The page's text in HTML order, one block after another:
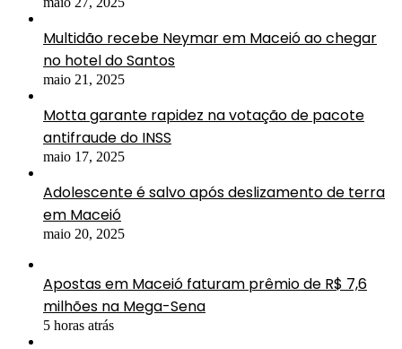
Multidão recebe Neymar em Maceió ao chegar
no hotel do Santos
maio 21, 2025
Motta garante rapidez na votação de pacote
antifraude do INSS
maio 17, 2025
Adolescente é salvo após deslizamento de terra
em Maceió
maio 20, 2025
Apostas em Maceió faturam prêmio de R$ 7,6
milhões na Mega-Sena
5 horas atrás